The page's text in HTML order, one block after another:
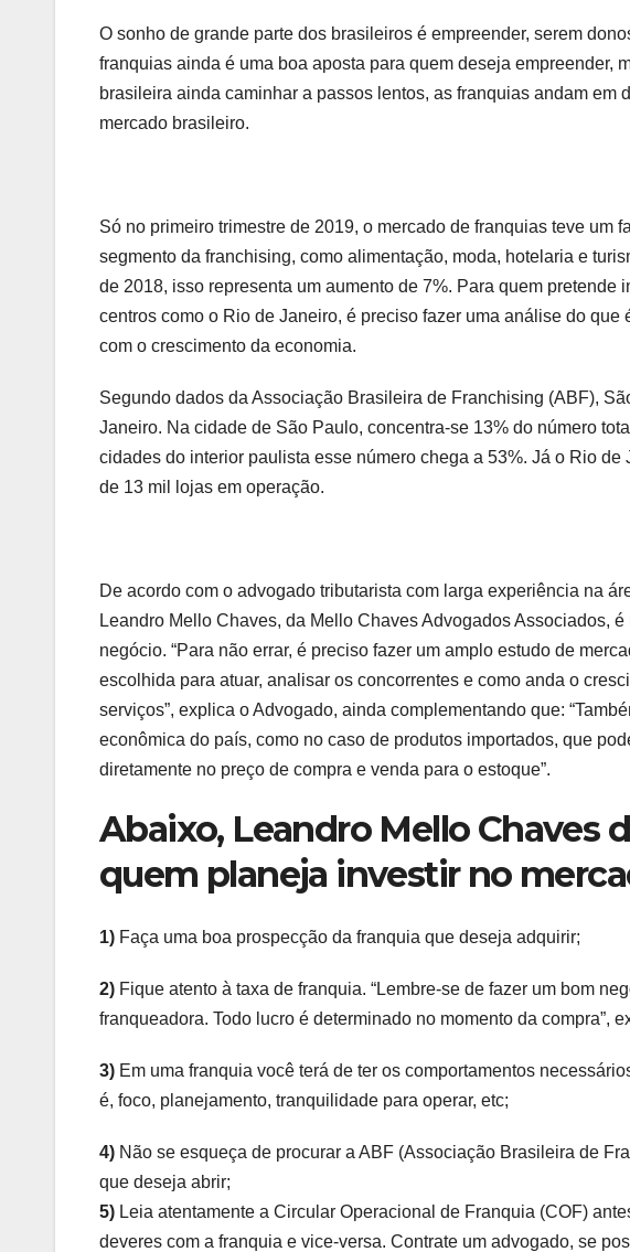
O sonho de grande parte dos brasileiros é empreender, serem
franquias ainda é uma boa aposta para quem deseja empreender,
brasileira ainda caminhar a passos lentos, as franquias andam em
mercado brasileiro.
Só no primeiro trimestre de 2019, o mercado de franquias teve um
segmento da franchising, como alimentação, moda, hotelaria e
de 2018, isso representa um aumento de 7%. Para quem
centros como o Rio de Janeiro, é preciso fazer uma análise do
com o crescimento da economia.
Segundo dados da Associação Brasileira de Franchising (ABF),
Janeiro. Na cidade de São Paulo, concentra-se 13% do número
cidades do interior paulista esse número chega a 53%. Já o Rio
de 13 mil lojas em operação.
De acordo com o advogado tributarista com larga experiência na
Leandro Mello Chaves, da Mello Chaves Advogados Associados,
negócio. “Para não errar, é preciso fazer um amplo estudo de
escolhida para atuar, analisar os concorrentes e como anda o
serviços”, explica o Advogado, ainda complementando que:
econômica do país, como no caso de produtos importados, que
diretamente no preço de compra e venda para o estoque”.
Abaixo, Leandro Mello Chaves
quem planeja investir no
1) Faça uma boa prospecção da franquia que deseja adquirir;
2) Fique atento à taxa de franquia. “Lembre-se de fazer um bom
franqueadora. Todo lucro é determinado no momento da compra”,
3) Em uma franquia você terá de ter os comportamentos
é, foco, planejamento, tranquilidade para operar, etc;
4) Não se esqueça de procurar a ABF (Associação Brasileira de
que deseja abrir;
5) Leia atentamente a Circular Operacional de Franquia (COF)
deveres com a franquia e vice-versa. Contrate um advogado, se